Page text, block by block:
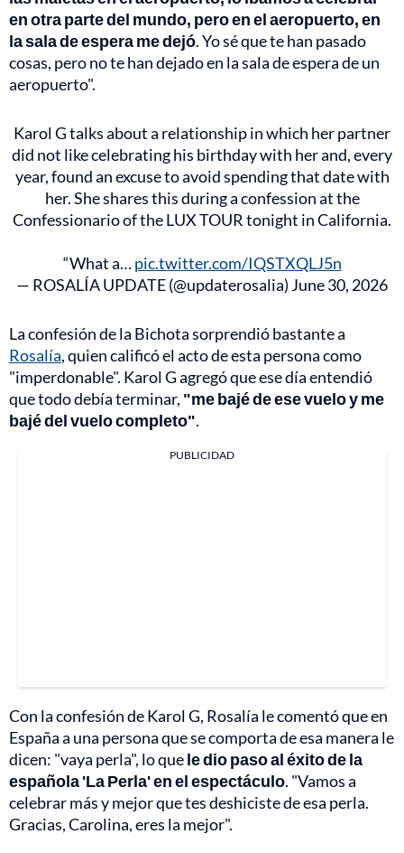
en otra parte del mundo, pero en el aeropuerto, en
la sala de espera me dejó. Yo sé que te han pasado
cosas, pero no te han dejado en la sala de espera de un
aeropuerto".
Karol G talks about a relationship in which her partner
did not like celebrating his birthday with her and, every
year, found an excuse to avoid spending that date with
her. She shares this during a confession at the
Confessionario of the LUX TOUR tonight in California.
“What a…pic.twitter.com/IQSTXQLJ5n
— ROSALÍA UPDATE (@updaterosalia) June 30, 2026
La confesión de la Bichota sorprendió bastante a
Rosalía, quien calificó el acto de esta persona como
"imperdonable". Karol G agregó que ese día entendió
que todo debía terminar, "me bajé de ese vuelo y me
bajé del vuelo completo".
PUBLICIDAD
Con la confesión de Karol G, Rosalía le comentó que en
España a una persona que se comporta de esa manera le
dicen: "vaya perla", lo quele dio paso al éxito de la
española 'La Perla' en el espectáculo. "Vamos a
celebrar más y mejor que tes deshiciste de esa perla.
Gracias, Carolina, eres la mejor".